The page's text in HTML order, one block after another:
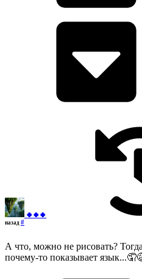
🍀🍀🍀
назад #
А что, можно не рисовать?
почему-то показывает